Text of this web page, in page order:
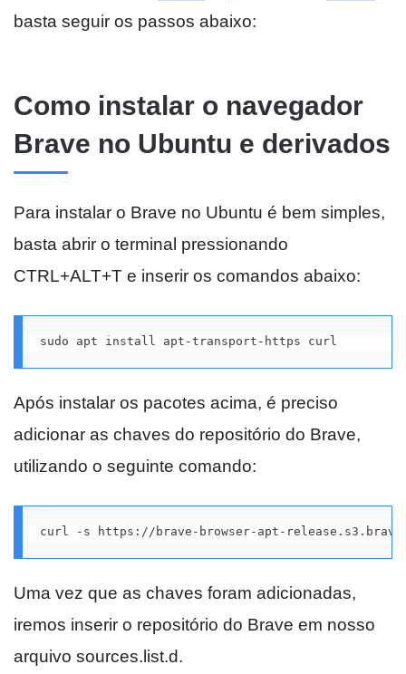
basta seguir os passos abaixo:
Como instalar o navegador
Brave no Ubuntu e derivados
Para instalar o Brave no Ubuntu é bem simples,
basta abrir o terminal pressionando
CTRL+ALT+T e inserir os comandos abaixo:
sudo apt install apt-transport-https curl
Após instalar os pacotes acima, é preciso
adicionar as chaves do repositório do Brave,
utilizando o seguinte comando:
curl -s https://brave-browser-apt-
Uma vez que as chaves foram adicionadas,
iremos inserir o repositório do Brave em nosso
arquivo sources.list.d.